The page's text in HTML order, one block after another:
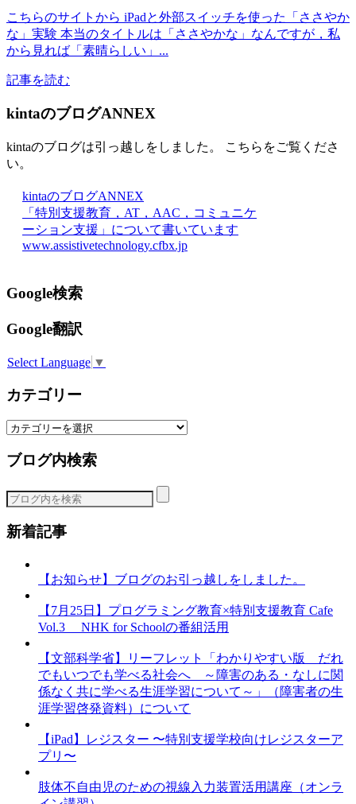
こちらのサイトから iPadと外部スイッチを使った「ささやか
な」実験 本当のタイトルは「ささやかな」なんですが，私
から見れば「素晴らしい」...
記事を読む
kintaのブログANNEX
kintaのブログは引っ越しをしました。 こちらをご覧くださ
い。
kintaのブログANNEX
「特別支援教育，AT，AAC，コミュニケ
ーション支援」について書いています
www.assistivetechnology.cfbx.jp
Google検索
Google翻訳
Select Language ▼
カテゴリー
カ
ゴ
ー
ブログ内検索
新着記事
【お知らせ】ブログのお引っ越しをしました。
【7月25日】プログラミング教育×特別支援教育 Cafe
Vol.3 NHK for Schoolの番組活用
【文部科学省】リーフレット「わかりやすい版 だれ
でもいつでも学べる社会へ ～障害のある・なしに関
係なく共に学べる生涯学習について～」（障害者の生
涯学習啓発資料）について
【iPad】レジスター 〜特別支援学校向けレジスターア
プリ〜
肢体不自由児のための視線入力装置活用講座（オンラ